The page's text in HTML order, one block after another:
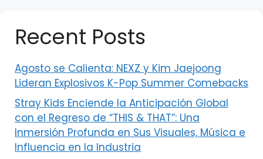
Recent Posts
Agosto se Calienta: NEXZ y Kim Jaejoong
Lideran Explosivos K-Pop Summer Comebacks
Stray Kids Enciende la Anticipación Global
con el Regreso de “THIS & THAT”: Una
Inmersión Profunda en Sus Visuales, Música e
Influencia en la Industria